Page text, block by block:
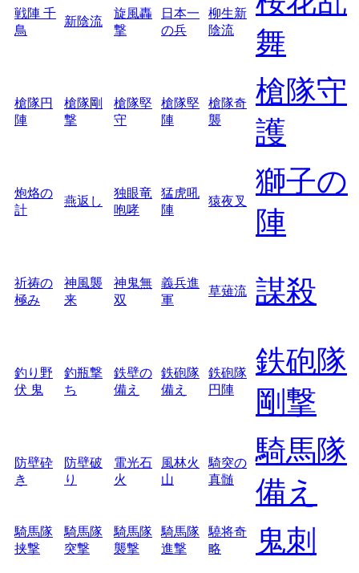
戦陣 千
鳥
新陰流
旋風轟
撃
日本一
の兵
柳生新
陰流
舞
槍隊円
陣
槍隊剛
撃
槍隊堅
守
槍隊堅
陣
槍隊奇
襲
槍隊守
護
炮烙の
計
燕返し
独眼竜
咆哮
猛虎吼
陣
猿夜叉
獅子の
陣
祈祷の
極み
神風襲
来
神鬼無
双
義兵進
軍
草薙流 謀殺
釣り野
伏 鬼
釣瓶撃
ち
鉄壁の
備え
鉄砲隊
備え
鉄砲隊
円陣
鉄砲隊
剛撃
防壁砕
き
防壁破
り
電光石
火
風林火
山
騎突の
真髄
騎馬隊
備え
騎馬隊
挟撃
騎馬隊
突撃
騎馬隊
襲撃
騎馬隊
進撃
驍将奇
略
鬼刺